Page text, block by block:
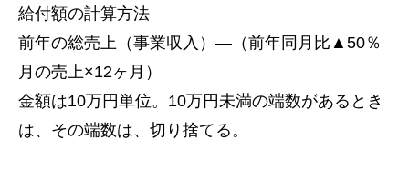
給付額の計算方法
前年の総売上（事業収入）—（前年同月比▲50％
月の売上×12ヶ月）
金額は10万円単位。10万円未満の端数があるとき
は、その端数は、切り捨てる。